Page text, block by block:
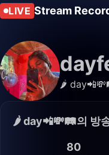
LIVE Stream
🌶
🌶 day📲💸🛤️의 방
80